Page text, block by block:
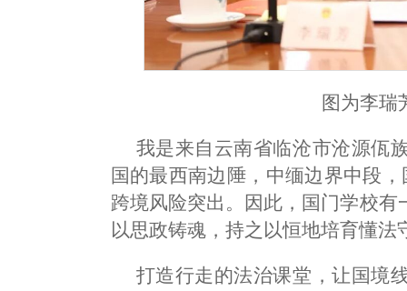
图为李瑞
我是来自云南省临沧市沧源佤
国的最西南边陲，中缅边界中段
跨境风险突出。因此，国门学校
以思政铸魂，持之以恒地培育懂
打造行走的法治课堂，让国境